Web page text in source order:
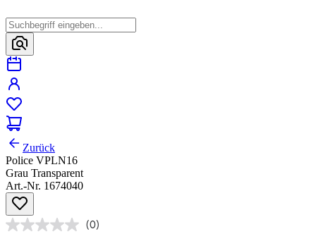
Zurück
Police VPLN16
Grau Transparent
Art.-Nr. 1674040
(0)